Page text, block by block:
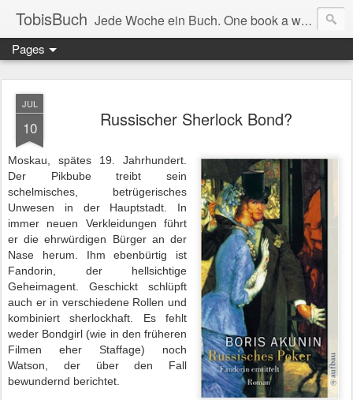
TobisBuch Jede Woche ein Buch. One book a week.
Pages
JUL
10 Russischer Sherlock Bond?
Moskau, spätes 19. Jahrhundert.
Der Pikbube treibt sein
schelmisches, betrügerisches
Unwesen in der Hauptstadt. In
immer neuen Verkleidungen führt
er die ehrwürdigen Bürger an der
Nase herum. Ihm ebenbürtig ist
Fandorin, der hellsichtige
Geheimagent. Geschickt schlüpft
auch er in verschiedene Rollen und
kombiniert sherlockhaft. Es fehlt
weder Bondgirl (wie in den früheren
Filmen eher Staffage) noch
Watson, der über den Fall
bewundernd berichtet.